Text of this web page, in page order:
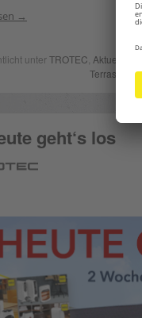
unterTROTEC Aktuell
geht‘s los